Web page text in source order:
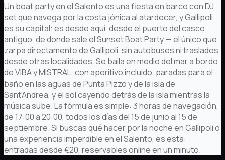
Un boat party en el Salento es una fiesta en barco con DJ
set que navega por la costa jónica al atardecer, y Gallipoli
es su capital: es desde aquí, desde el puerto del casco
antiguo, de donde sale el Sunset Boat Party — el único que
zarpa directamente de Gallipoli, sin autobuses ni traslados
desde otras localidades. Se baila en medio del mar a bordo
de VIBA y MISTRAL, con aperitivo incluido, paradas para el
baño en las aguas de Punta Pizzo y de la isla de
Sant'Andrea, y el sol cayendo detrás de la isla mientras la
música sube. La fórmula es simple: 3 horas de navegación,
de 17:00 a 20:00, todos los días del 15 de junio al 15 de
septiembre. Si buscas qué hacer por la noche en Gallipoli o
una experiencia imperdible en el Salento, es esta:
entradas desde €20, reservables online en un minuto.